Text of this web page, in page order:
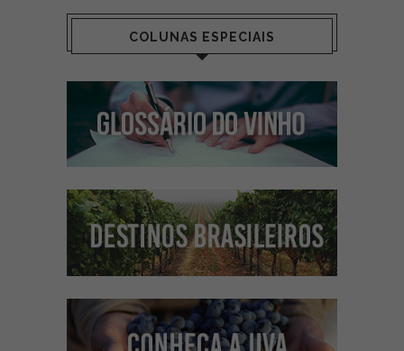
COLUNAS ESPECIAIS